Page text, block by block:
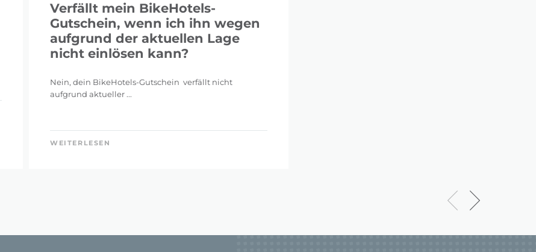
Verfällt mein BikeHotels-
Gutschein, wenn ich ihn wegen
aufgrund der aktuellen Lage
nicht einlösen kann?
Nein, dein BikeHotels-Gutschein verfällt nicht
aufgrund aktueller ...
WEITERLESEN